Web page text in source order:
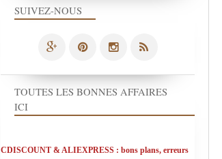
SUIVEZ-NOUS
TOUTES LES BONNES AFFAIRES
ICI
CDISCOUNT & ALIEXPRESS : bons plans, erreurs